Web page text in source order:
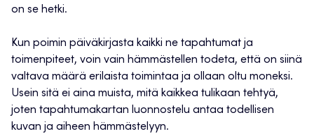
on se hetki.
Kun poimin päiväkirjasta kaikki ne tapahtumat ja
toimenpiteet, voin vain hämmästellen todeta, että on siinä
valtava määrä erilaista toimintaa ja ollaan oltu moneksi.
Usein sitä ei aina muista, mitä kaikkea tulikaan tehtyä,
joten tapahtumakartan luonnostelu antaa todellisen
kuvan ja aiheen hämmästelyyn.